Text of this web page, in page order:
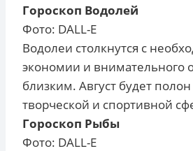
Гороскоп Водолей
Фото: DALL-E
Водолеи столкнутся с
экономии и внимательного
близким. Август будет
творческой и спортивной
Гороскоп Рыбы
Фото: DALL-E